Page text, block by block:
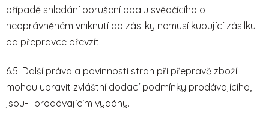
případě shledání porušení obalu svědčícího o
neoprávněném vniknutí do zásilky nemusí kupující zásilku
od přepravce převzít.
6.5. Další práva a povinnosti stran při přepravě zboží
mohou upravit zvláštní dodací podmínky prodávajícího,
jsou-li prodávajícím vydány.